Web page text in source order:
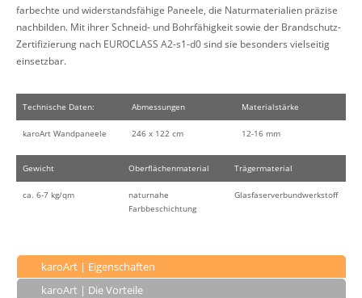
farbechte und widerstandsfähige Paneele, die Naturmaterialien präzise
nachbilden. Mit ihrer Schneid- und Bohrfähigkeit sowie der Brandschutz-
Zertifizierung nach EUROCLASS A2-s1-d0 sind sie besonders vielseitig
einsetzbar.
Technische Daten: Abmessungen Materialstärke
karoArt Wandpaneele 246 x 122 cm 12-16 mm
Gewicht Oberflächenmaterial Trägermaterial
ca. 6-7 kg/qm
naturnahe
Farbbeschichtung
Glasfaserverbundwerkstoff
karoArt | Eigenschaften
karoArt | Die Vorteile